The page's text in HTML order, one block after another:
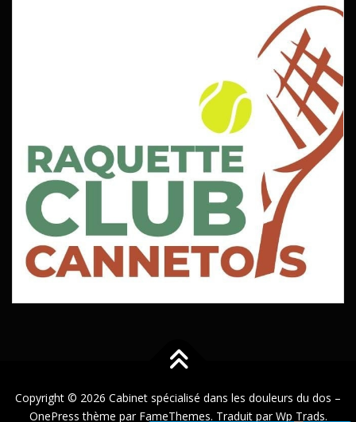
Copyright © 2026 Cabinet spécialisé dans les douleurs du dos –
OnePress thème par FameThemes. Traduit par Wp Trads.